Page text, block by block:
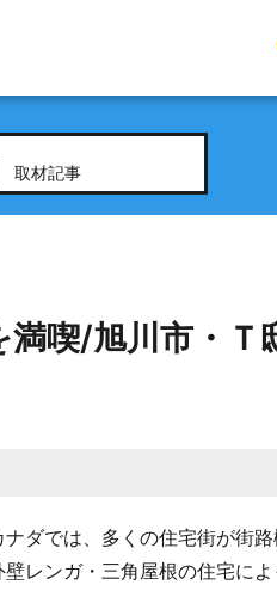
取材記事
喫/旭川市・Ｔ
ナダでは、多くの住宅街が街路
壁レンガ・三角屋根の住宅に